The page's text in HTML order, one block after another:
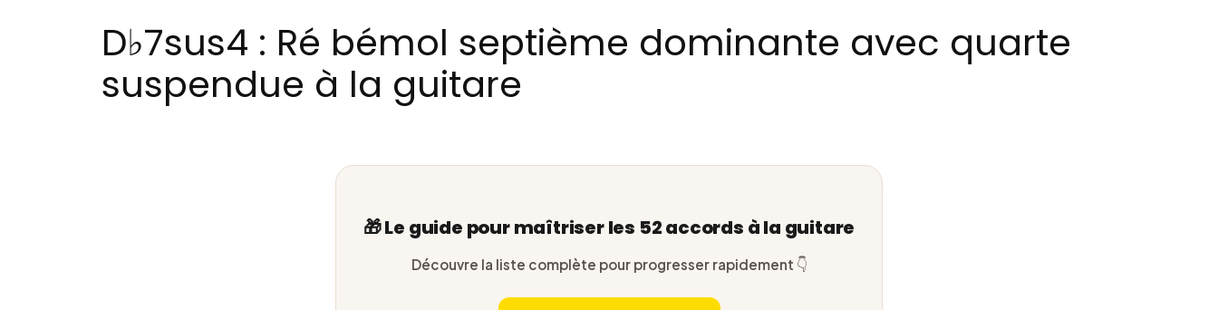
D♭7sus4 : Ré bémol septième dominante avec quarte
suspendue à la guitare
🎁 Le guide pour maîtriser les 52 accords à la guitare
Découvre la liste complète pour progresser rapidement 👇